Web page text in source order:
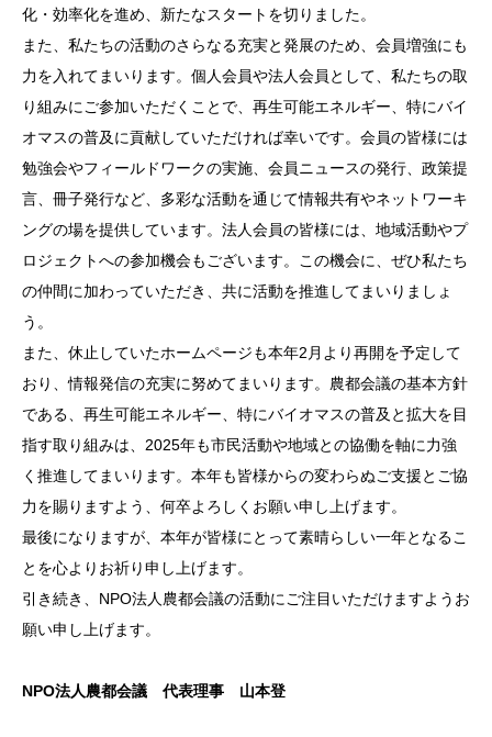
化・効率化を進め、新たなスタートを切りました。
また、私たちの活動のさらなる充実と発展のため、会員増強にも
力を入れてまいります。個人会員や法人会員として、私たちの取
り組みにご参加いただくことで、再生可能エネルギー、特にバイ
オマスの普及に貢献していただければ幸いです。会員の皆様には
勉強会やフィールドワークの実施、会員ニュースの発行、政策提
言、冊子発行など、多彩な活動を通じて情報共有やネットワーキ
ングの場を提供しています。法人会員の皆様には、地域活動やプ
ロジェクトへの参加機会もございます。この機会に、ぜひ私たち
の仲間に加わっていただき、共に活動を推進してまいりましょ
う。
また、休止していたホームページも本年2月より再開を予定して
おり、情報発信の充実に努めてまいります。農都会議の基本方針
である、再生可能エネルギー、特にバイオマスの普及と拡大を目
指す取り組みは、2025年も市民活動や地域との協働を軸に力強
く推進してまいります。本年も皆様からの変わらぬご支援とご協
力を賜りますよう、何卒よろしくお願い申し上げます。
最後になりますが、本年が皆様にとって素晴らしい一年となるこ
とを心よりお祈り申し上げます。
引き続き、NPO法人農都会議の活動にご注目いただけますようお
願い申し上げます。
NPO法人農都会議 代表理事 山本登